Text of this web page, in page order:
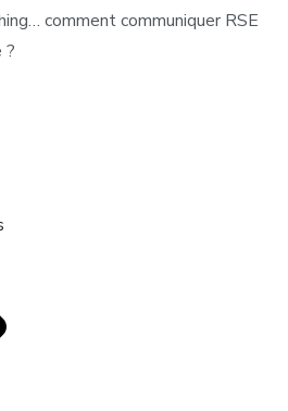
comment communiquer RSE
?